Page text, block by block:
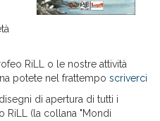
RiLL o le nostre attività
potete nel frattempo scriverci
di apertura di tutti i
RiLL (la collana "Mondi